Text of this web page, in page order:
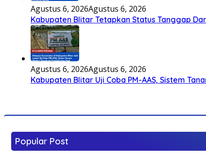
Agustus 6, 2026Agustus 6, 2026
Kabupaten Blitar Tetapkan Status Tanggap
Agustus 6, 2026Agustus 6, 2026
Kabupaten Blitar Uji Coba PM-AAS, Sistem
Popular Post